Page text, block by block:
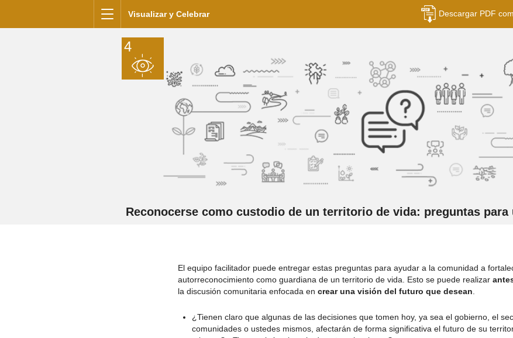
Visualizar y Celebrar
Descargar PDF
4
Reconocerse como custodio de un territorio de vida: preguntas
El equipo facilitador puede entregar estas preguntas para ayudar a la comunidad a
autorreconocimiento como guardiana de un territorio de vida. Esto se puede realizar
la discusión comunitaria enfocada en crear una visión del futuro que desean
¿Tienen claro que algunas de las decisiones que tomen hoy, ya sea el gobierno, el
comunidades o ustedes mismos, afectarán de forma significativa el futuro de su